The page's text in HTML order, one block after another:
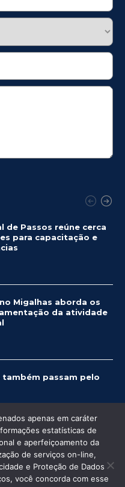
de Passos reúne cerca
para capacitação e
Migalhas aborda os
da atividade
também passam pelo
direitos reservados.
apenas em caráter
estatísticas de
e aperfeiçoamento da
de serviços on-line,
e Proteção de Dados
você concorda com esse